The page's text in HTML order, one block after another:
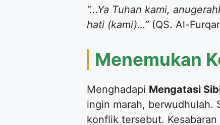
“…Ya Tuhan kami,
hati (kami)…” (QS. Al-
​Menemukan
​Menghadapi Mengatasi
ingin marah, berwudhulah.
konflik tersebut.